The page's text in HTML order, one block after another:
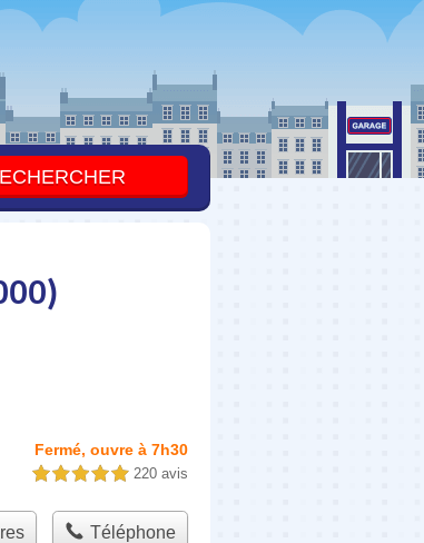
Fermé, ouvre à 7h30
5,0 étoiles sur 5 220 avis
Téléphone